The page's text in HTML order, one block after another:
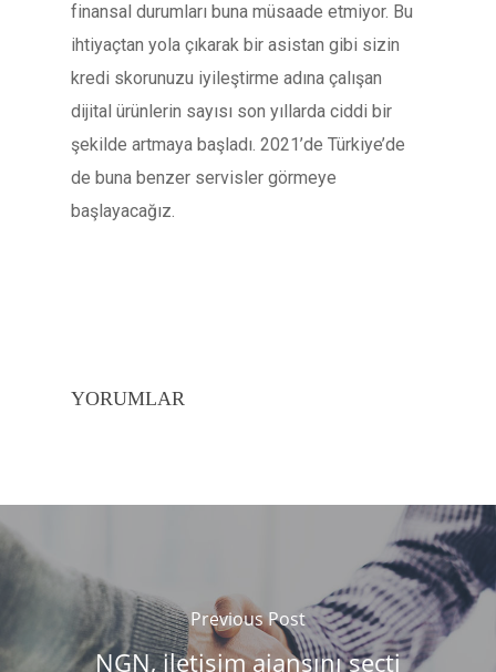
finansal durumları buna müsaade etmiyor. Bu
ihtiyaçtan yola çıkarak bir asistan gibi sizin
kredi skorunuzu iyileştirme adına çalışan
dijital ürünlerin sayısı son yıllarda ciddi bir
şekilde artmaya başladı. 2021’de Türkiye’de
de buna benzer servisler görmeye
başlayacağız.
YORUMLAR
Previous Post
NGN, iletişim ajansını seçti